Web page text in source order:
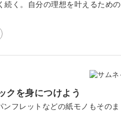
く。自分の理想を叶えるため
クを身につけよう
フレットなどの紙モノもその